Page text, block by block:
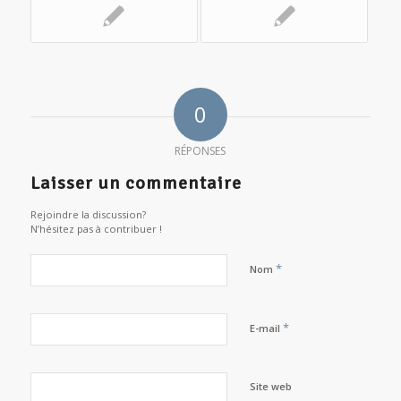
0
RÉPONSES
Laisser un commentaire
Rejoindre la discussion?
N’hésitez pas à contribuer !
Nom *
E-mail *
Site web